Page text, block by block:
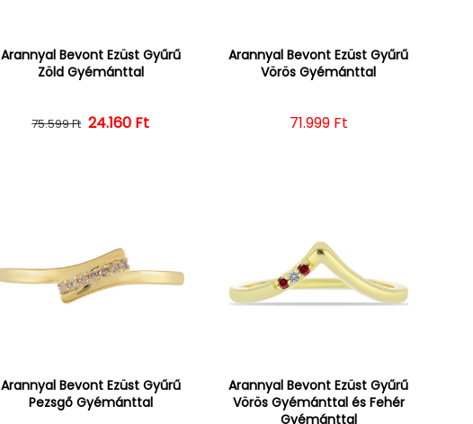
Arannyal Bevont Ezüst Gyűrű
Zöld Gyémánttal
Normál ár
75.599 Ft Kedvezményes ár
24.160 Ft
Arannyal Bevont Ezüst Gyűrű
Vörös Gyémánttal
Normál ár
71.999 Ft
Arannyal Bevont Ezüst Gyűrű
Pezsgő Gyémánttal
Arannyal Bevont Ezüst Gyűrű
Vörös Gyémánttal és Fehér
Gyémánttal